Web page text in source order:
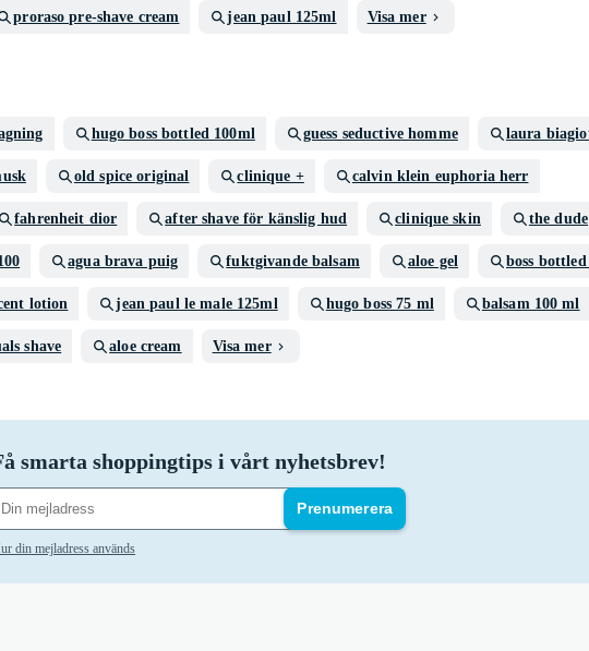
proraso pre-shave cream jean paul 125ml Visa mer
hugo boss bottled 100ml guess seductive homme laura
old spice original clinique + calvin klein euphoria herr
fahrenheit dior after shave för känslig hud clinique skin the dude
agua brava puig fuktgivande balsam aloe gel boss
lotion jean paul le male 125ml hugo boss 75 ml balsam 100 ml
shave aloe cream Visa mer
smarta shoppingtips i vårt nyhetsbrev!
Prenumerera
din mejladress används